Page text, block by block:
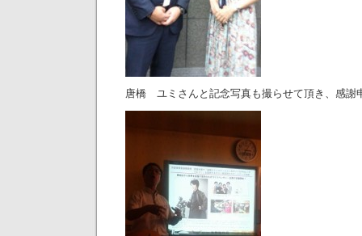
唐橋 ユミさんと記念写真も撮らせて頂き、感謝